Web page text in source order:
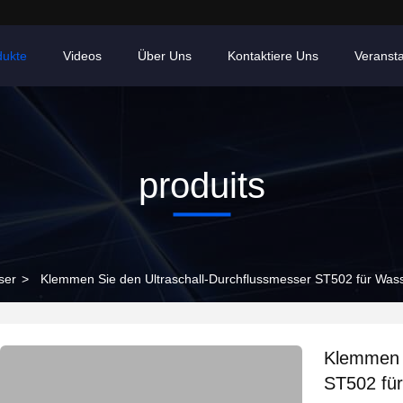
Videos Über Uns Kontaktiere Uns
produits
> Klemmen Sie den Ultraschall-Durchflussmesser ST502 für
ST502